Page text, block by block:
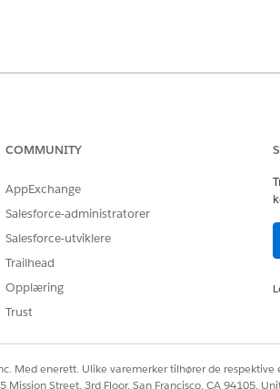
IT-billetter etter hvert som de
mønstre og identifiserer løsninger fra
direkte i arbeidsflyten før et IT-team
Når en post opprettes, kjøres
poster. Proaktiv assistanse genererer også
for å bidra til å avhjelpe problemer.
og avhjelpe risikoer.
COMMUNITY
AppExchange
Salesforce-administratorer
Salesforce-utviklere
Trailhead
Opplæring
Trust
Med enerett. Ulike varemerker tilhører de respektive
Mission Street, 3rd Floor, San Francisco, CA 94105,